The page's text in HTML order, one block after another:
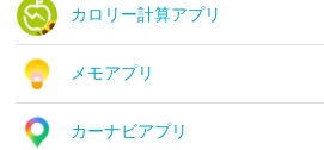
カロリー計算アプリ
メモアプリ
カーナビアプリ